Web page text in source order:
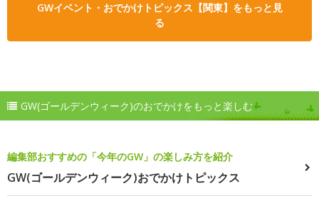
GWイベント・おでかけトピックス【関東】をもっと見
る
GW(ゴールデンウィーク)のおでかけをもっと楽しむ
編集部おすすめの「今年のGW」の楽しみ方を紹介
GW(ゴールデンウィーク)おでかけトピックス